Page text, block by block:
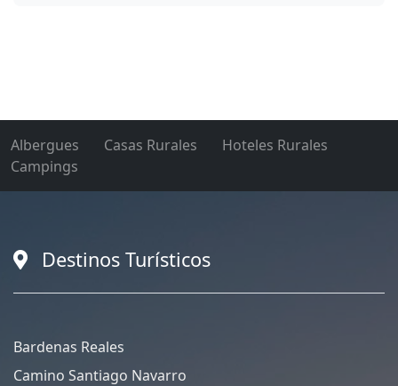
Albergues Casas Rurales
Hoteles Rurales
Campings
Destinos Turísticos
Bardenas Reales
Camino Santiago Navarro